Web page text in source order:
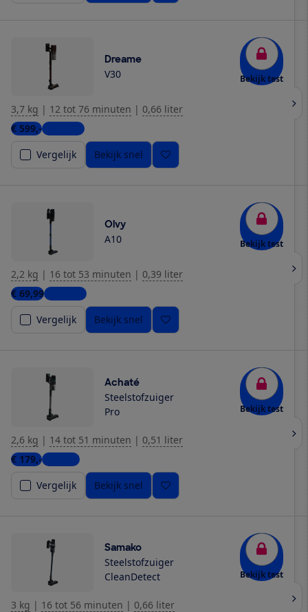
Dreame
V30 Bekijk test
3,7 kg | 12 tot 76 minuten | 0,66 liter
€ 599,-4 winkels
Vergelijk
Bekijk snel
Olvy
A10 Bekijk test
2,2 kg | 16 tot 53 minuten | 0,39 liter
€ 69,992 winkels
Vergelijk
Bekijk snel
Achaté
Steelstofzuiger
Pro
Bekijk test
2,6 kg | 14 tot 51 minuten | 0,51 liter
€ 179,-1 winkel
Vergelijk
Bekijk snel
Samako
Steelstofzuiger
CleanDetect
Bekijk test
3 kg | 16 tot 56 minuten | 0,66 liter